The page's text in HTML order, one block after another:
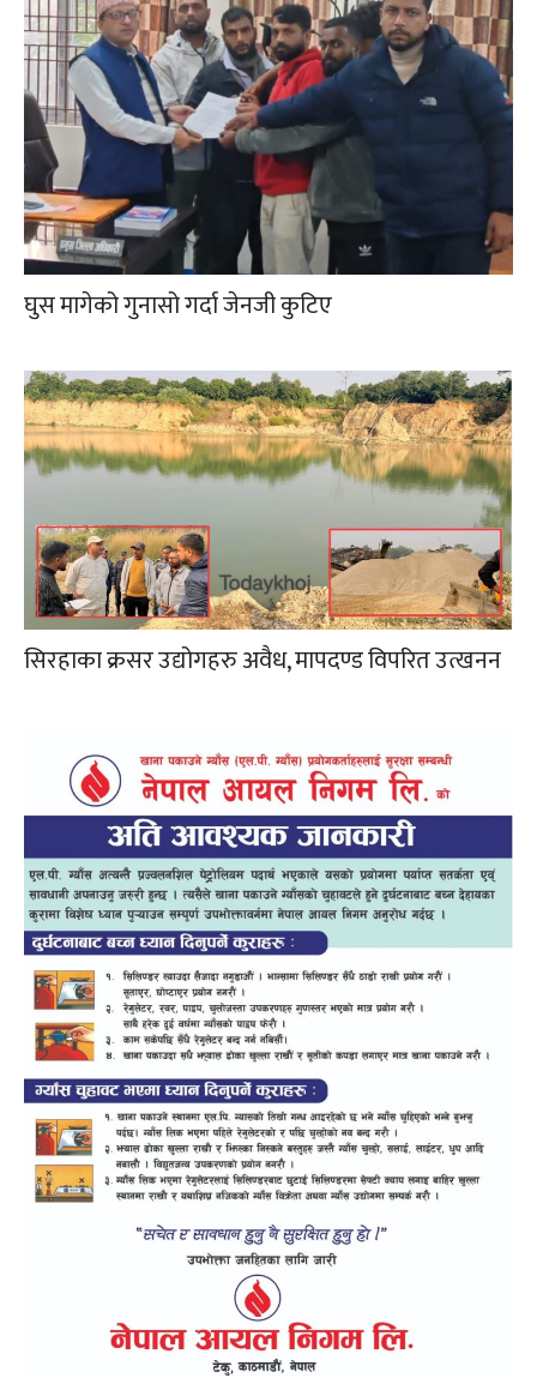
घुस मागेको गुनासो गर्दा जेनजी कुटिए
सिरहाका क्रसर उद्योगहरु अवैध, मापदण्ड विपरित उत्खनन